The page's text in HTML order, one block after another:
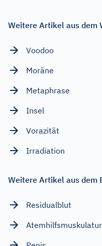
Weitere Artikel aus dem
Voodoo
Moräne
Metaphrase
Insel
Vorazität
Irradiation
Weitere Artikel aus dem
Residualblut
Atemhilfsmuskulatur